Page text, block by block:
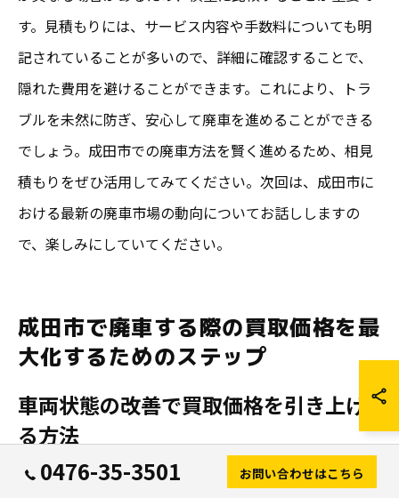
す。見積もりには、サービス内容や手数料についても明
記されていることが多いので、詳細に確認することで、
隠れた費用を避けることができます。これにより、トラ
ブルを未然に防ぎ、安心して廃車を進めることができる
でしょう。成田市での廃車方法を賢く進めるため、相見
積もりをぜひ活用してみてください。次回は、成田市に
おける最新の廃車市場の動向についてお話ししますの
で、楽しみにしていてください。
成田市で廃車する際の買取価格を最
大化するためのステップ
車両状態の改善で買取価格を引き上げ
る方法
廃車を成田市でスムーズに進めるためには、まず車両の
0476-35-3501 お問い合わせはこちら